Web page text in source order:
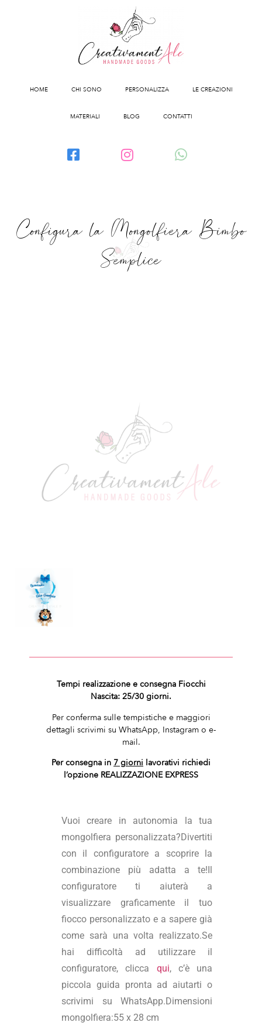
HOME CHI SONO PERSONALIZZA LE CREAZIONI
MATERIALI BLOG CONTATTI
Configura la Mongolfiera Bimbo
Semplice
Tempi realizzazione e consegna Fiocchi
Nascita: 25/30 giorni.
Per conferma sulle tempistiche e maggiori
dettagli scrivimi su WhatsApp, Instagram o e-
mail.
Per consegna in 7 giorni lavorativi richiedi
l’opzione REALIZZAZIONE EXPRESS
Vuoi creare in autonomia la tua
mongolfiera personalizzata?Divertiti
con il configuratore a scoprire la
combinazione più adatta a te!Il
configuratore ti aiuterà a
visualizzare graficamente il tuo
fiocco personalizzato e a sapere già
come sarà una volta realizzato.Se
hai difficoltà ad utilizzare il
configuratore, clicca qui, c’è una
piccola guida pronta ad aiutarti o
scrivimi su WhatsApp.Dimensioni
mongolfiera:55 x 28 cm